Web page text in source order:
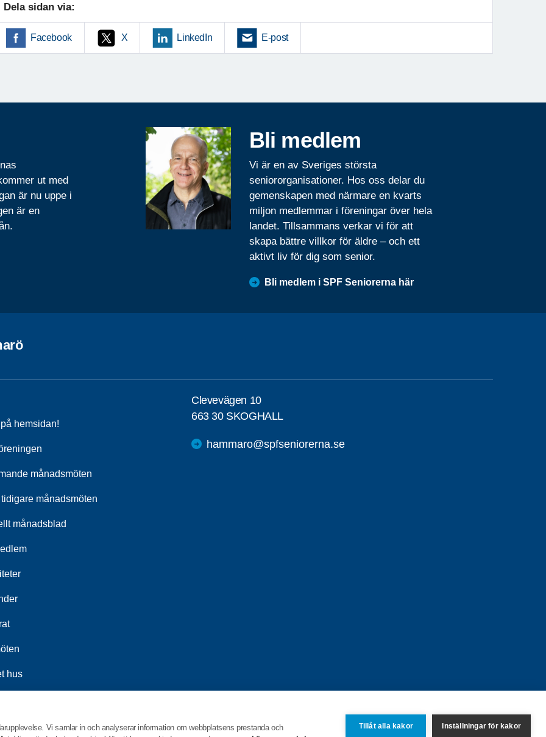
Vi samlar in och analyserar information om webbplatsens prestanda och
Tillåt alla kakor Inställningar för kakor
Dela sidan via:
Facebook X LinkedIn E-post
ut med
är nu uppe i
är en
Bli medlem
Vi är en av Sveriges största
seniororganisationer. Hos oss delar du
gemenskapen med närmare en kvarts
miljon medlemmar i föreningar över hela
landet. Tillsammans verkar vi för att
skapa bättre villkor för äldre – och ett
aktivt liv för dig som senior.
Bli medlem i SPF Seniorerna här
hemsidan!
månadsmöten
månadsmöten
månadsblad
hus
Clevevägen 10
663 30 SKOGHALL
hammaro@spfseniorerna.se